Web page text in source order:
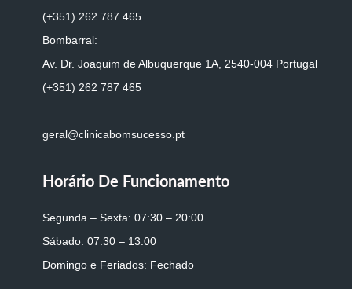
(+351) 262 787 465
Bombarral:
Av. Dr. Joaquim de Albuquerque 1A, 2540-004 Portugal
(+351) 262 787 465
geral@clinicabomsucesso.pt
Horário De Funcionamento
Segunda – Sexta: 07:30 – 20:00
Sábado: 07:30 – 13:00
Domingo e Feriados: Fechado